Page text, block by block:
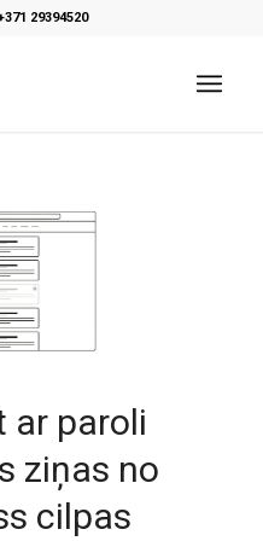
29394520
ar paroli
ziņas no
cilpas